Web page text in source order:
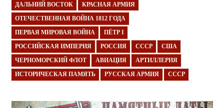
ДАЛЬНИЙ ВОСТОК КРАСНАЯ АРМИЯ
ОТЕЧЕСТВЕННАЯ ВОЙНА 1812 ГОДА
ПЕРВАЯ МИРОВАЯ ВОЙНА ПЁТР I
РОССИЙСКАЯ ИМПЕРИЯ РОССИЯ СССР США
ЧЕРНОМОРСКИЙ ФЛОТ АВИАЦИЯ АРТИЛЛЕРИЯ
ИСТОРИЧЕСКАЯ ПАМЯТЬ РУССКАЯ АРМИЯ СССР